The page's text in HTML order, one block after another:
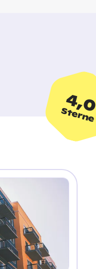
4,0
Sterne